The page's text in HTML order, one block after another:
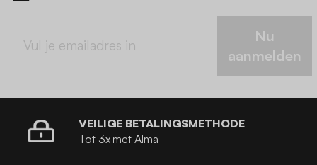
Nu
aanmelden
VEILIGE BETALINGSMETHODE
Tot 3x met Alma